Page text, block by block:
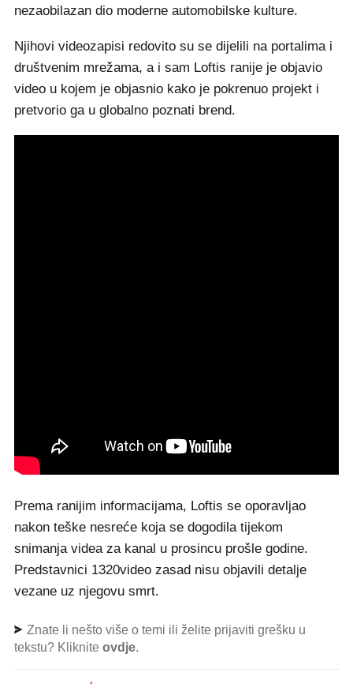
nezaobilazan dio moderne automobilske kulture.
Njihovi videozapisi redovito su se dijelili na portalima i
društvenim mrežama, a i sam Loftis ranije je objavio
video u kojem je objasnio kako je pokrenuo projekt i
pretvorio ga u globalno poznati brend.
Prema ranijim informacijama, Loftis se oporavljao
nakon teške nesreće koja se dogodila tijekom
snimanja videa za kanal u prosincu prošle godine.
Predstavnici 1320video zasad nisu objavili detalje
vezane uz njegovu smrt.
Znate li nešto više o temi ili želite prijaviti grešku u
tekstu? Kliknite ovdje.